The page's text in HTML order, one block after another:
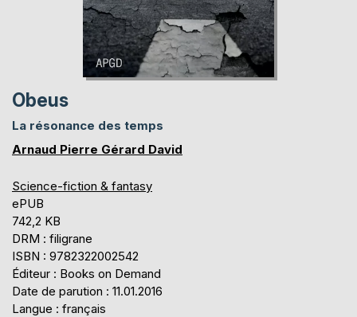
Obeus
La résonance des temps
Arnaud Pierre Gérard David
Science-fiction & fantasy
ePUB
742,2 KB
DRM : filigrane
ISBN : 9782322002542
Éditeur : Books on Demand
Date de parution : 11.01.2016
Langue : français